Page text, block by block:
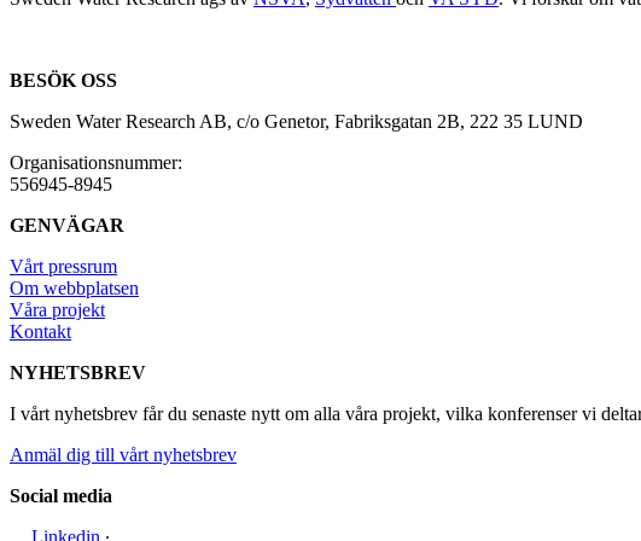
BESÖK OSS
Sweden Water Research AB, c/o Genetor, Fabriksgatan 2B, 222 35 LUND
Organisationsnummer:
556945-8945
GENVÄGAR
Vårt pressrum
Om webbplatsen
Våra projekt
Kontakt
NYHETSBREV
I vårt nyhetsbrev får du senaste nytt om alla våra projekt, vilka konferenser vi
Anmäl dig till vårt nyhetsbrev
Social media
Linkedin ∙